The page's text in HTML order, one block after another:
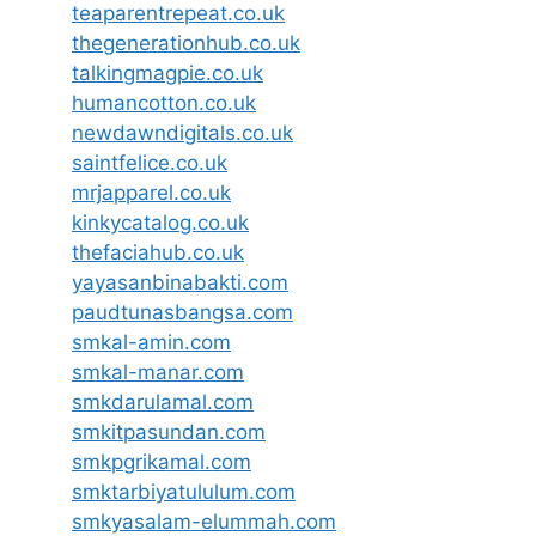
teaparentrepeat.co.uk
thegenerationhub.co.uk
talkingmagpie.co.uk
humancotton.co.uk
newdawndigitals.co.uk
saintfelice.co.uk
mrjapparel.co.uk
kinkycatalog.co.uk
thefaciahub.co.uk
yayasanbinabakti.com
paudtunasbangsa.com
smkal-amin.com
smkal-manar.com
smkdarulamal.com
smkitpasundan.com
smkpgrikamal.com
smktarbiyatululum.com
smkyasalam-elummah.com